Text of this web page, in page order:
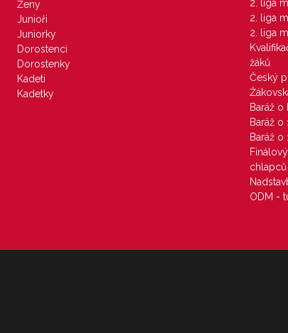
Ženy
Junioři
Juniorky
Dorostenci
Dorostenky
Kadeti
Kadetky
2. liga
2. liga
2. liga
žáků
Český
Baráž o
Baráž o
Baráž
chlapců
ODM -